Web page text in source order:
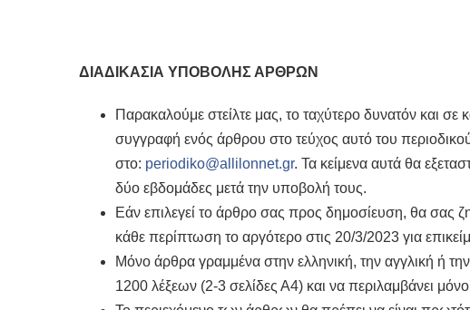
ΔΙΑΔΙΚΑΣΙΑ ΥΠΟΒΟΛΗΣ ΑΡΘΡΩΝ
Παρακαλούμε στείλτε μας, το ταχύτερο δυνατόν και
συγγραφή ενός άρθρου στο τεύχος αυτό του
στο: periodiko@allilonnet.gr. Τα κείμενα αυτά θα
δύο εβδομάδες μετά την υποβολή τους.
Εάν επιλεγεί το άρθρο σας προς δημοσίευση, θα σας
κάθε περίπτωση το αργότερο στις 20/3/2023 για
Μόνο άρθρα γραμμένα στην ελληνική, την αγγλική ή
1200 λέξεων (2-3 σελίδες Α4) και να περιλαμβάνει